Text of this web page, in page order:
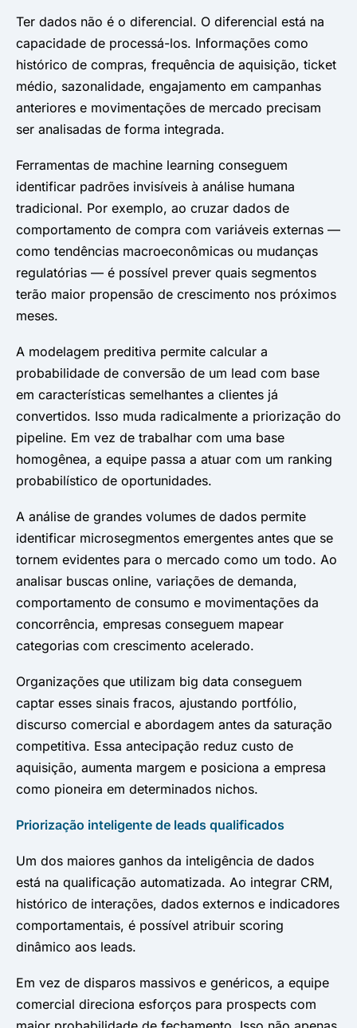
Ter dados não é o diferencial. O diferencial está na
capacidade de processá-los. Informações como
histórico de compras, frequência de aquisição, ticket
médio, sazonalidade, engajamento em campanhas
anteriores e movimentações de mercado precisam
ser analisadas de forma integrada.
Ferramentas de machine learning conseguem
identificar padrões invisíveis à análise humana
tradicional. Por exemplo, ao cruzar dados de
comportamento de compra com variáveis externas —
como tendências macroeconômicas ou mudanças
regulatórias — é possível prever quais segmentos
terão maior propensão de crescimento nos próximos
meses.
A modelagem preditiva permite calcular a
probabilidade de conversão de um lead com base
em características semelhantes a clientes já
convertidos. Isso muda radicalmente a priorização do
pipeline. Em vez de trabalhar com uma base
homogênea, a equipe passa a atuar com um ranking
probabilístico de oportunidades.
A análise de grandes volumes de dados permite
identificar microsegmentos emergentes antes que se
tornem evidentes para o mercado como um todo. Ao
analisar buscas online, variações de demanda,
comportamento de consumo e movimentações da
concorrência, empresas conseguem mapear
categorias com crescimento acelerado.
Organizações que utilizam big data conseguem
captar esses sinais fracos, ajustando portfólio,
discurso comercial e abordagem antes da saturação
competitiva. Essa antecipação reduz custo de
aquisição, aumenta margem e posiciona a empresa
como pioneira em determinados nichos.
Priorização inteligente de leads qualificados
Um dos maiores ganhos da inteligência de dados
está na qualificação automatizada. Ao integrar CRM,
histórico de interações, dados externos e indicadores
comportamentais, é possível atribuir scoring
dinâmico aos leads.
Em vez de disparos massivos e genéricos, a equipe
comercial direciona esforços para prospects com